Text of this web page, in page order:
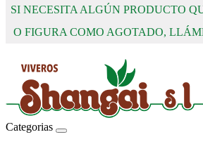
SI NECESITA ALGÚN PRODUCTO
O FIGURA COMO AGOTADO,
Categorias